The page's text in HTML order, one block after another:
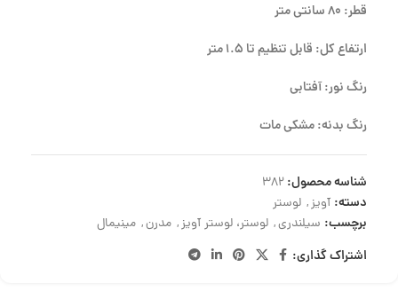
قطر: 80 سانتی متر
ارتفاع کل: قابل تنظیم تا 1.5 متر
رنگ نور: آفتابی
رنگ بدنه: مشکی مات
شناسه محصول:382
دسته: آویز, لوستر
برچسب: سیلندری, لوستر، لوستر آویز, مدرن, مینیمال
اشتراک گذاری: